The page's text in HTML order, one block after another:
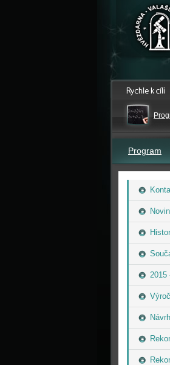
Program
2015